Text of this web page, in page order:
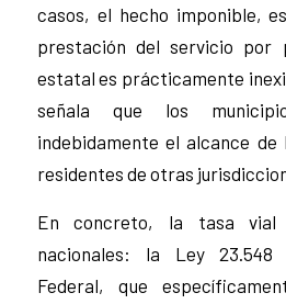
casos, el hecho imponible,
prestación del servicio por
estatal es prácticamente
señala que los
indebidamente el alcance
residentes de otras
En concreto, la tasa vial
nacionales: la Ley 23.548
Federal, que